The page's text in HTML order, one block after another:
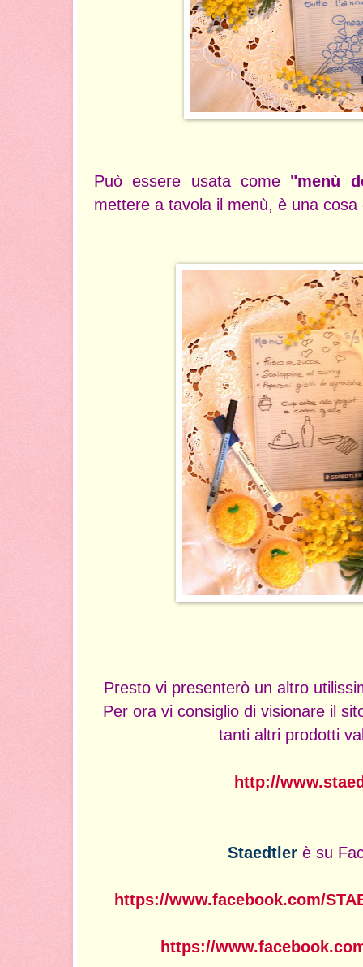
Può essere usata come "menù
mettere a tavola il menù, è una
Presto vi presenterò un altro
Per ora vi consiglio di visionare il
tanti altri prodotti
http://
Staedtler è su
https://www.facebook.com/
https://